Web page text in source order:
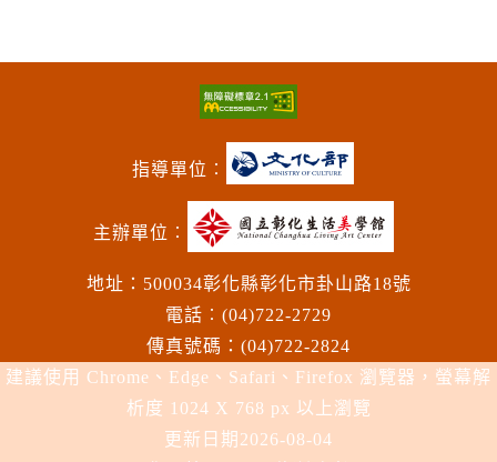
指導單位︰
主辦單位︰
地址：500034彰化縣彰化市卦山路18號
電話︰(04)722-2729
傳真號碼：(04)722-2824
建議使用 Chrome、Edge、Safari、Firefox 瀏覽器，螢幕解
析度 1024 X 768 px 以上瀏覽
更新日期 2026-08-04